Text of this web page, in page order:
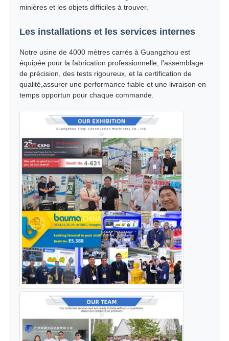
minières et les objets difficiles à trouver.
Les installations et les services internes
Notre usine de 4000 mètres carrés à Guangzhou est
équipée pour la fabrication professionnelle, l'assemblage
de précision, des tests rigoureux, et la certification de
qualité,assurer une performance fiable et une livraison en
temps opportun pour chaque commande.